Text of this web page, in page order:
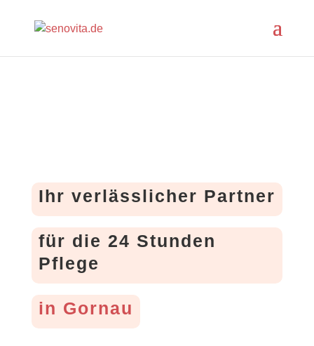
Ihr verlässlicher Partner
für die 24 Stunden
Pflege
in Gornau